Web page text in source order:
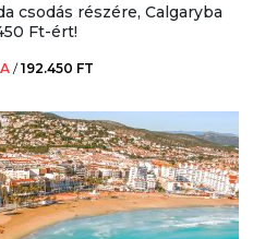
csodás részére, Calgaryba
Ft-ért!
/192.450 FT